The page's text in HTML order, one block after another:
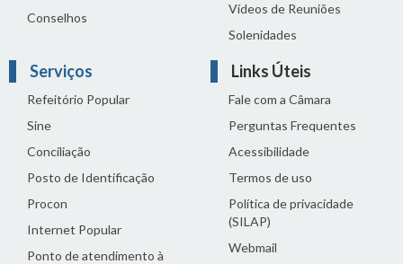
Conselhos
Vídeos de Reuniões
Solenidades
Serviços
Refeitório Popular
Sine
Conciliação
Posto de Identificação
Procon
Internet Popular
Ponto de atendimento à
Links Úteis
Fale com a Câmara
Perguntas Frequentes
Acessibilidade
Termos de uso
Política de privacidade
(SILAP)
Webmail